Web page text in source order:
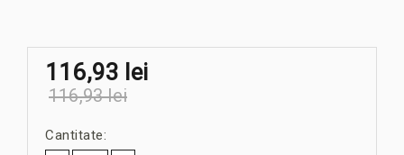
116,93 lei
116,93 lei
Cantitate: